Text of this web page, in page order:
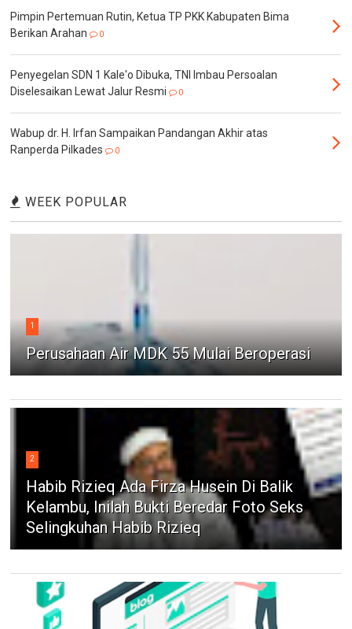
Pimpin Pertemuan Rutin, Ketua TP PKK Kabupaten Bima
Berikan Arahan
0
Penyegelan SDN 1 Kale'o Dibuka, TNI Imbau Persoalan
Diselesaikan Lewat Jalur Resmi
0
Wabup dr. H. Irfan Sampaikan Pandangan Akhir atas
Ranperda Pilkades
0
WEEK POPULAR
1
Perusahaan Air MDK 55 Mulai Beroperasi
2
Habib Rizieq Ada Firza Husein Di Balik
Kelambu, Inilah Bukti Beredar Foto Seks
Selingkuhan Habib Rizieq